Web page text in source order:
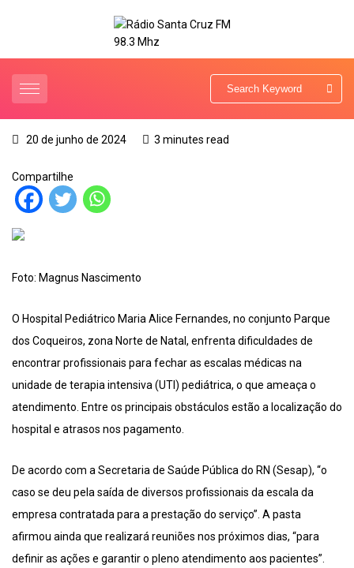
20 de junho de 2024 3 minutes read
Compartilhe
Foto: Magnus Nascimento
O Hospital Pediátrico Maria Alice Fernandes, no conjunto Parque
dos Coqueiros, zona Norte de Natal, enfrenta dificuldades de
encontrar profissionais para fechar as escalas médicas na
unidade de terapia intensiva (UTI) pediátrica, o que ameaça o
atendimento. Entre os principais obstáculos estão a localização do
hospital e atrasos nos pagamento.
De acordo com a Secretaria de Saúde Pública do RN (Sesap), “o
caso se deu pela saída de diversos profissionais da escala da
empresa contratada para a prestação do serviço”. A pasta
afirmou ainda que realizará reuniões nos próximos dias, “para
definir as ações e garantir o pleno atendimento aos pacientes”.